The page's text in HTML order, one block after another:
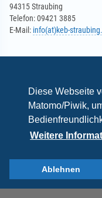
Diese Webseite
Matomo/Piwik,
Weitere
Ablehnen
94315 Straubing
Telefon: 09421 3885
E-Mail: info(at)keb-